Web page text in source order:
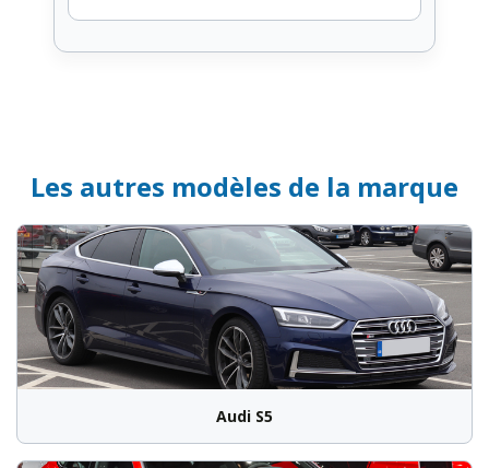
Les autres modèles de la marque
Audi S5